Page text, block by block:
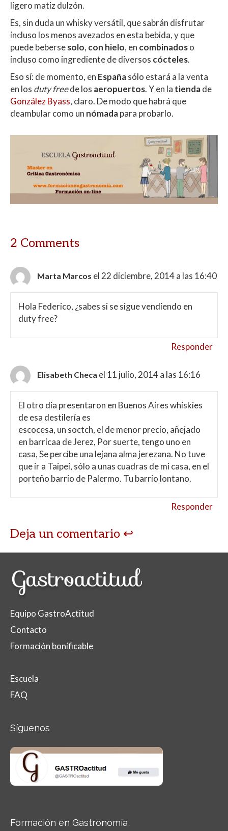
ligero matiz dulzón.
Es, sin duda un whisky versátil, que sabrán disfrutar
incluso los menos avezados en esta bebida, y que
puede bebersesolo, con hielo, en combinadoso
incluso como ingrediente de diversos cócteles.
Eso sí: de momento, en Españasólo estará a la venta
en los duty freede los aeropuertos. Y en la tiendade
González Byass, claro. De modo que habrá que
deambular como un nómadapara probarlo.
2 Comments
Marta Marcos el 22 diciembre, 2014 a las 16:40
Hola Federico, ¿sabes si se sigue vendiendo en
duty free?
Responder
Elisabeth Checa el 11 julio, 2014 a las 16:16
El otro dia presentaron en Buenos Aires whiskies
de esa destilería es
escocesa, un soctch, el de menor precio, añejado
en barricaa de Jerez, Por suerte, tengo uno en
casa, Se percibe una lejana alma jerezana. No tuve
que ir a Taipei, sólo a unas cuadras de mi casa, en el
porteño barrio de Palermo. Tu barrio lontano.
Responder
Deja un comentario
Equipo GastroActitud
Contacto
Formación bonificable
Escuela
FAQ
Síguenos
Formación en Gastronomía